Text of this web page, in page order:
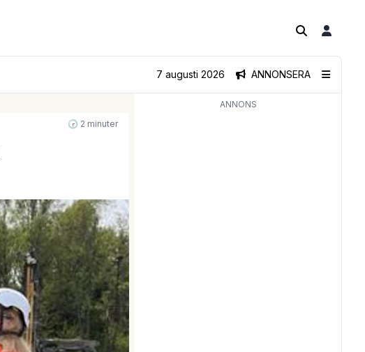
ANNONSERA
7 augusti 2026
🕝 2 minuter
ANNONS